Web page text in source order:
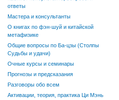
ответы
Мастера и консультанты
О книгах по фэн-шуй и китайской
метафизике
Общие вопросы по Ба-цзы (Столпы
Судьбы и удачи)
Очные курсы и семинары
Прогнозы и предсказания
Разговоры обо всем
Активации, теория, практика Ци Мэнь